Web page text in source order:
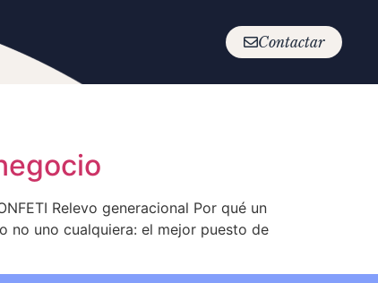
Contactar
Relevo generacional Por qué un
no uno cualquiera: el mejor puesto de